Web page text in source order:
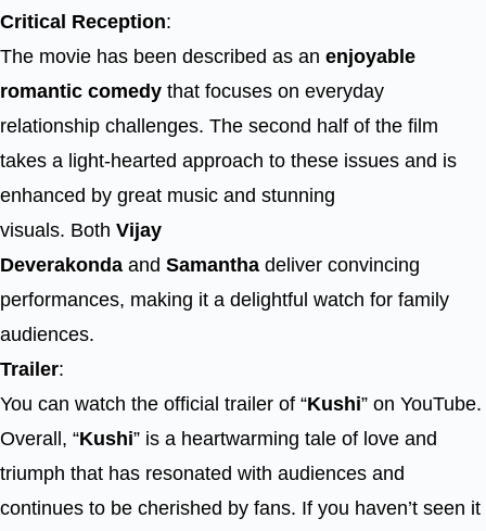
Critical Reception:
The movie has been described as an enjoyable
romantic comedy that focuses on everyday
relationship challenges. The second half of the film
takes a light-hearted approach to these issues and is
enhanced by great music and stunning
visuals. Both Vijay
Deverakonda and Samantha deliver convincing
performances, making it a delightful watch for family
audiences.
Trailer:
You can watch the official trailer of “Kushi” on YouTube.
Overall, “Kushi” is a heartwarming tale of love and
triumph that has resonated with audiences and
continues to be cherished by fans. If you haven’t seen it